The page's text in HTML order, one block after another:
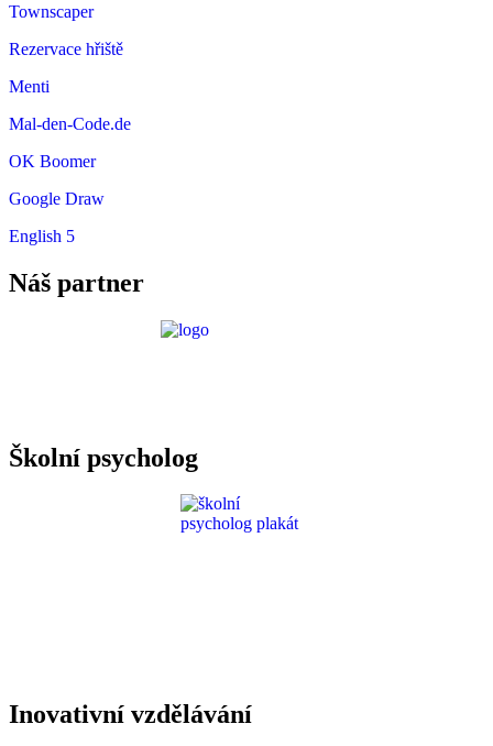
Townscaper
Rezervace hřiště
Menti
Mal-den-Code.de
OK Boomer
Google Draw
English 5
Náš partner
Školní psycholog
Inovativní vzdělávání